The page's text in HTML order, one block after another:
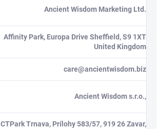
Ancient Wisdom Marketing Ltd.
Affinity Park, Europa Drive Sheffield, S9 1XT
United Kingdom
care@ancientwisdom.biz
Ancient Wisdom s.r.o.,
CTPark Trnava, Prílohy 583/57, 919 26 Zavar,